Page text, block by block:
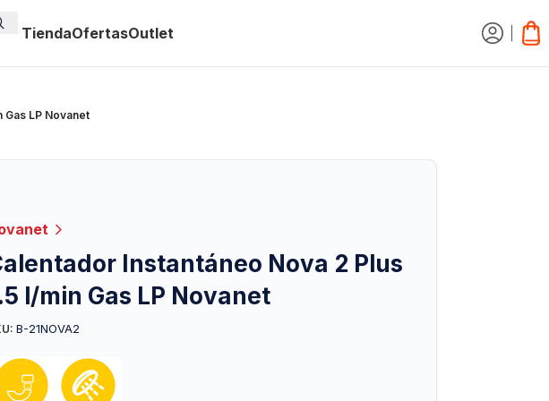
TiendaOfertasOutlet
Gas LP Novanet
Instantáneo Nova 2 Plus
l/min Gas LP Novanet
B-21NOVA2